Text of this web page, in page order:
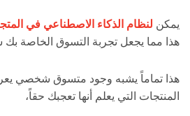
يمكن لنظام الذكاء الاصطناعي في
هذا مما يجعل تجربة التسوق الخاصة
هذا تماماً يشبه وجود متسوق شخصي
المنتجات التي يعلم أنها تعجبك حقاً،